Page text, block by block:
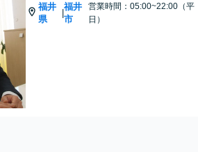
福井
県
|
福井
市
営業時間：05:00~22:00（平
日）